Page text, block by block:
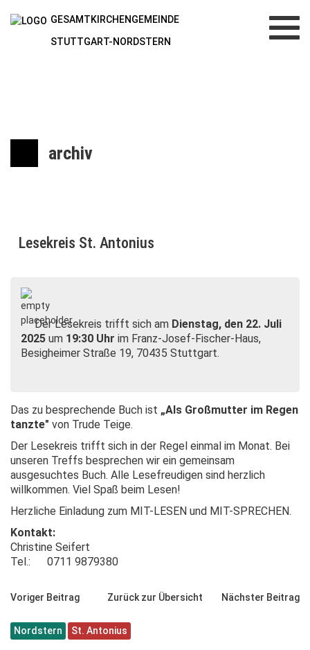
GESAMTKIRCHENGEMEINDE
STUTTGART-NORDSTERN
archiv
Lesekreis St. Antonius
Der Lesekreis trifft sich am Dienstag, den 22. Juli
2025 um 19:30 Uhr im Franz-Josef-Fischer-Haus,
Besigheimer Straße 19, 70435 Stuttgart.
Das zu besprechende Buch ist „Als Großmutter im Regen
tanzte" von Trude Teige.
Der Lesekreis trifft sich in der Regel einmal im Monat. Bei
unseren Treffs besprechen wir ein gemeinsam
ausgesuchtes Buch. Alle Lesefreudigen sind herzlich
willkommen. Viel Spaß beim Lesen!
Herzliche Einladung zum MIT-LESEN und MIT-SPRECHEN.
Kontakt:
Christine Seifert
Tel.: 0711 9879380
Voriger Beitrag Zurück zur Übersicht Nächster Beitrag
Nordstern St. Antonius